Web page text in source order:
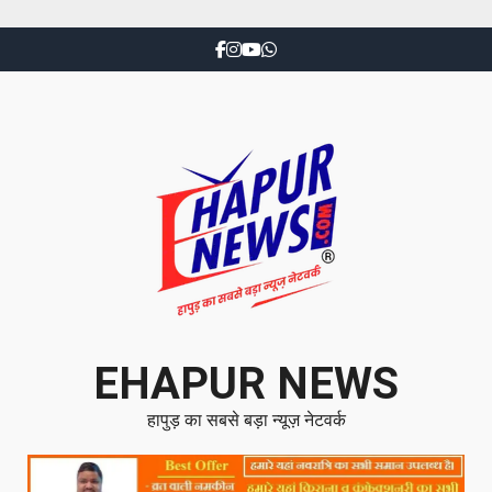
EHAPUR NEWS
हापुड़ का सबसे बड़ा न्यूज़ नेटवर्क